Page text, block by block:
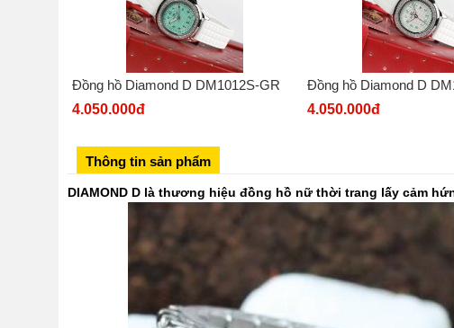
Đồng hồ Diamond D DM1012S-GR
4.050.000đ
Đồng hồ Diamond D
4.050.000đ
Thông tin sản phẩm
DIAMOND D là thương hiệu đồng hồ nữ thời trang lấy cảm